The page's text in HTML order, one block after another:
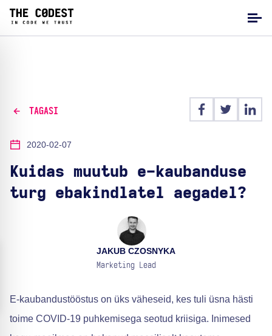
TAGASI
2020-02-07
Kuidas muutub e-kaubanduse
turg ebakindlatel aegadel?
JAKUB CZOSNYKA
Marketing Lead
E-kaubandustööstus on üks väheseid, kes tuli üsna hästi
toime COVID-19 puhkemisega seotud kriisiga. Inimesed